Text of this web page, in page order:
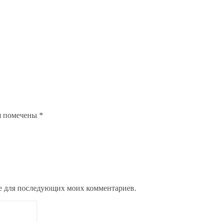
помечены *
для последующих моих комментариев.